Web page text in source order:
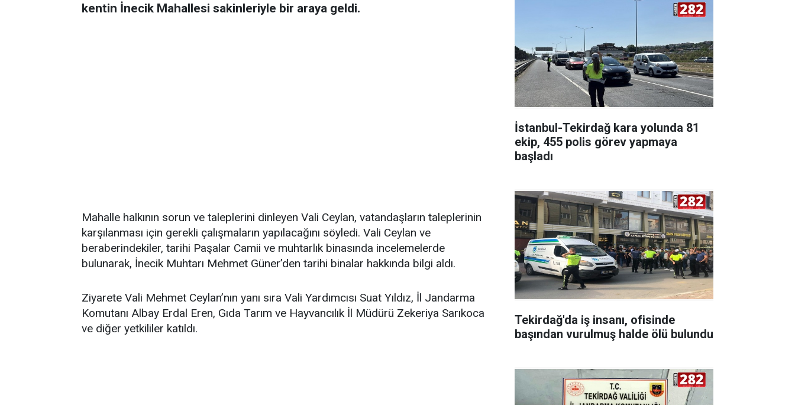
kentin İnecik Mahallesi sakinleriyle bir araya geldi.
Mahalle halkının sorun ve taleplerini dinleyen Vali Ceylan, vatandaşların taleplerinin
karşılanması için gerekli çalışmaların yapılacağını söyledi. Vali Ceylan ve
beraberindekiler, tarihi Paşalar Camii ve muhtarlık binasında incelemelerde
bulunarak, İnecik Muhtarı Mehmet Güner’den tarihi binalar hakkında bilgi aldı.
Ziyarete Vali Mehmet Ceylan’nın yanı sıra Vali Yardımcısı Suat Yıldız, İl Jandarma
Komutanı Albay Erdal Eren, Gıda Tarım ve Hayvancılık İl Müdürü Zekeriya Sarıkoca
ve diğer yetkililer katıldı.
İstanbul-Tekirdağ kara yolunda 81
ekip, 455 polis görev yapmaya
başladı
Tekirdağ'da iş insanı, ofisinde
başından vurulmuş halde ölü bulundu